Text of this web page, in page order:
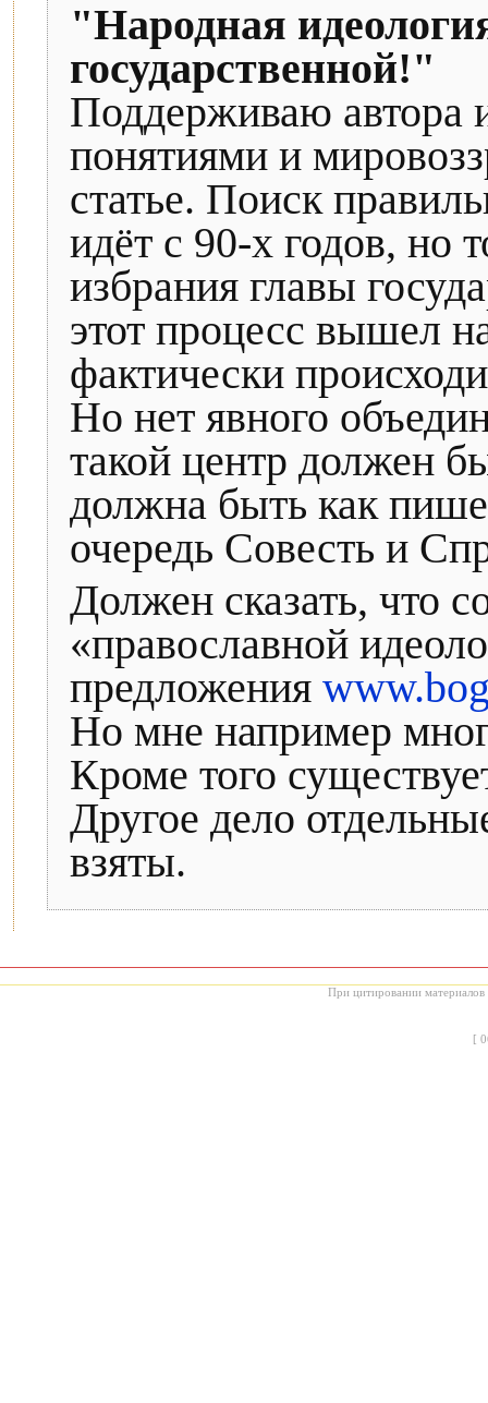
"Народная
государственной!"
Поддерживаю автора
понятиями и
статье. Поиск
идёт с 90-х годов, но
избрания главы
этот процесс вышел
фактически
Но нет явного
такой центр должен
должна быть как
очередь Совесть и
Должен сказать, что
«православной
предложения
Но мне например
Кроме того
Другое дело
взяты.
При цитировании материалов
[